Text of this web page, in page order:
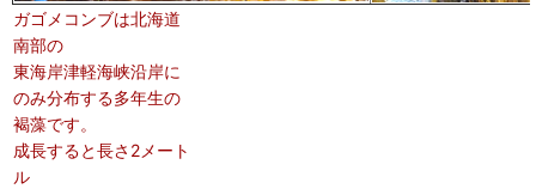
ガゴメコンブは北海道
南部の
東海岸津軽海峡沿岸に
のみ分布する多年生の
褐藻です。
成長すると長さ2メート
ル